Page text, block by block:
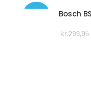
Bosch
kr.299,95